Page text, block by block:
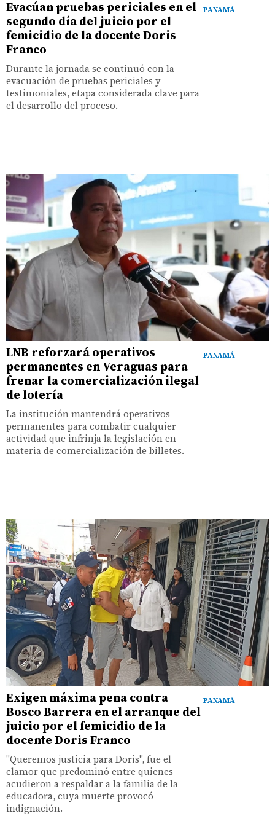
PANAMÁ
Evacúan pruebas periciales en el
segundo día del juicio por el
femicidio de la docente Doris
Franco
Durante la jornada se continuó con la
evacuación de pruebas periciales y
testimoniales, etapa considerada clave para
el desarrollo del proceso.
PANAMÁ
LNB reforzará operativos
permanentes en Veraguas para
frenar la comercialización ilegal
de lotería
La institución mantendrá operativos
permanentes para combatir cualquier
actividad que infrinja la legislación en
materia de comercialización de billetes.
PANAMÁ
Exigen máxima pena contra
Bosco Barrera en el arranque del
juicio por el femicidio de la
docente Doris Franco
"Queremos justicia para Doris", fue el
clamor que predominó entre quienes
acudieron a respaldar a la familia de la
educadora, cuya muerte provocó
indignación.